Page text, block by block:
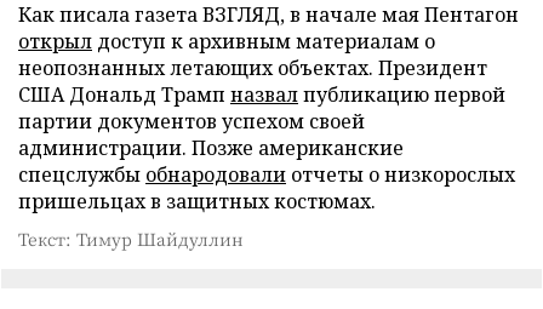
Как писала газета ВЗГЛЯД, в начале мая Пентагон
открыл доступ к архивным материалам о
неопознанных летающих объектах. Президент
США Дональд Трамп назвалпубликацию первой
партии документов успехом своей
администрации. Позже американские
спецслужбы обнародовали отчеты о низкорослых
пришельцах в защитных костюмах.
Текст: Тимур Шайдуллин